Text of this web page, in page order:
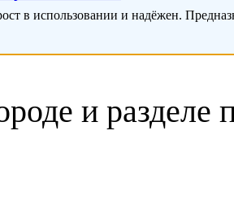
в использовании и надёжен.
и разделе